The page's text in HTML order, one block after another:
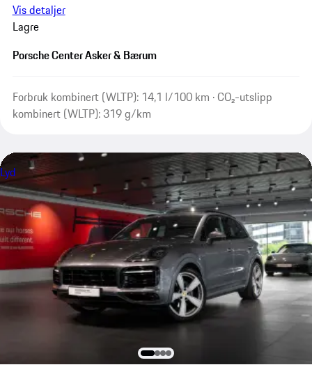
Vis detaljer
Lagre
Porsche Center Asker & Bærum
Forbruk kombinert (WLTP): 14,1 l/100 km · CO₂-utslipp
kombinert (WLTP): 319 g/km
Lyd